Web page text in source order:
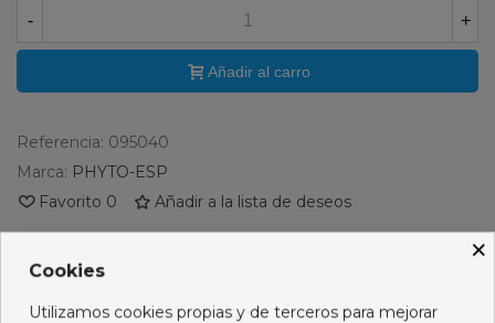
- +
Añadir al carro
Referencia: 095040
Marca: PHYTO-ESP
Favorito 0 Añadir a la lista de deseos
PRODUCTOS RELACIONADOS
No hay artículos
×
Cookies
Utilizamos cookies propias y de terceros para mejorar